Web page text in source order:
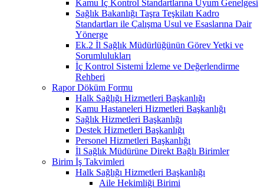
Kamu İç Kontrol Standartlarına Uyum Genelgesi
Sağlık Bakanlığı Taşra Teşkilatı Kadro
Standartları ile Çalışma Usul ve Esaslarına Dair
Yönerge
Ek.2 İl Sağlık Müdürlüğünün Görev Yetki ve
Sorumlulukları
İç Kontrol Sistemi İzleme ve Değerlendirme
Rehberi
Rapor Döküm Formu
Halk Sağlığı Hizmetleri Başkanlığı
Kamu Hastaneleri Hizmetleri Başkanlığı
Sağlık Hizmetleri Başkanlığı
Destek Hizmetleri Başkanlığı
Personel Hizmetleri Başkanlığı
İl Sağlık Müdürüne Direkt Bağlı Birimler
Birim İş Takvimleri
Halk Sağlığı Hizmetleri Başkanlığı
Aile Hekimliği Birimi